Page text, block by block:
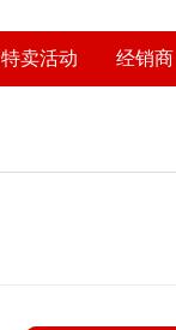
特卖活动 经销商